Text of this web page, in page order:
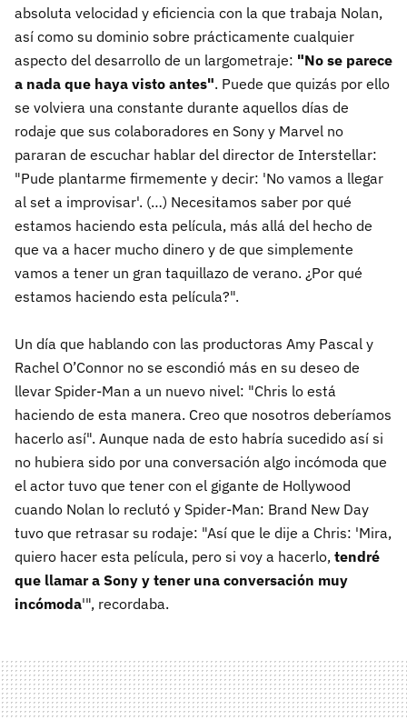
absoluta velocidad y eficiencia con la que trabaja Nolan,
así como su dominio sobre prácticamente cualquier
aspecto del desarrollo de un largometraje: "No se parece
a nada que haya visto antes". Puede que quizás por ello
se volviera una constante durante aquellos días de
rodaje que sus colaboradores en Sony y Marvel no
pararan de escuchar hablar del director de Interstellar:
"Pude plantarme firmemente y decir: 'No vamos a llegar
al set a improvisar'. (…) Necesitamos saber por qué
estamos haciendo esta película, más allá del hecho de
que va a hacer mucho dinero y de que simplemente
vamos a tener un gran taquillazo de verano. ¿Por qué
estamos haciendo esta película?".
Un día que hablando con las productoras Amy Pascal y
Rachel O’Connor no se escondió más en su deseo de
llevar Spider-Man a un nuevo nivel: "Chris lo está
haciendo de esta manera. Creo que nosotros deberíamos
hacerlo así". Aunque nada de esto habría sucedido así si
no hubiera sido por una conversación algo incómoda que
el actor tuvo que tener con el gigante de Hollywood
cuando Nolan lo reclutó y Spider-Man: Brand New Day
tuvo que retrasar su rodaje: "Así que le dije a Chris: 'Mira,
quiero hacer esta película, pero si voy a hacerlo, tendré
que llamar a Sony y tener una conversación muy
incómoda'", recordaba.